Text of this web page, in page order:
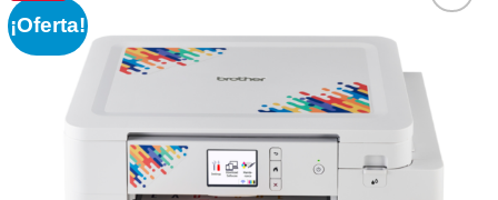
¡Oferta!
lista de
deseos